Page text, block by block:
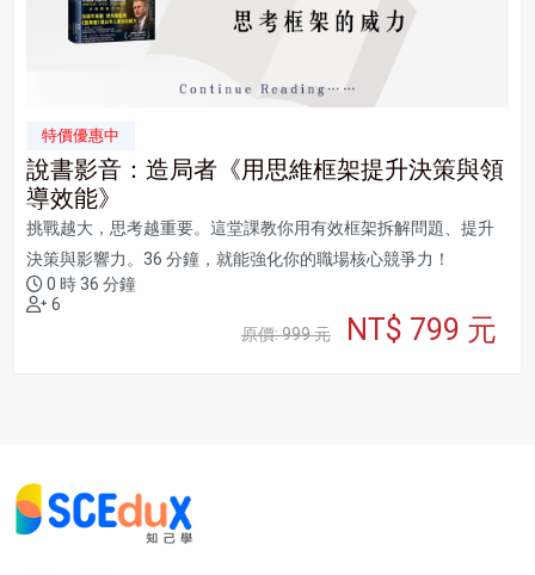
特價優惠中
說書影音：造局者《用思維框架提升決策與領
導效能》
挑戰越大，思考越重要。這堂課教你用有效框架拆解問題、提升
決策與影響力。36 分鐘，就能強化你的職場核心競爭力！
0 時 36 分鐘
6
原價: 999 元
NT$ 799 元